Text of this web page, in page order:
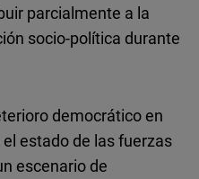
parcialmente a la
socio-política durante
democrático en
estado de las fuerzas
escenario de